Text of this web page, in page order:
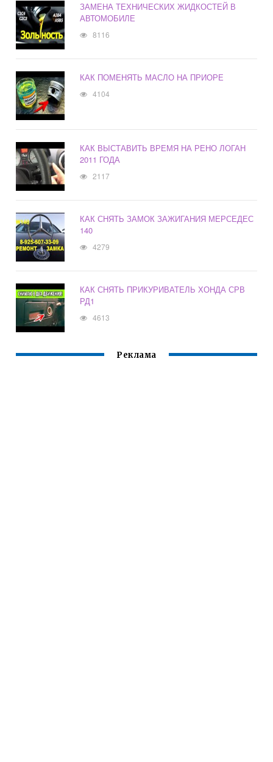
ЗАМЕНА ТЕХНИЧЕСКИХ ЖИДКОСТЕЙ В
АВТОМОБИЛЕ
8116
КАК ПОМЕНЯТЬ МАСЛО НА ПРИОРЕ
4104
КАК ВЫСТАВИТЬ ВРЕМЯ НА РЕНО ЛОГАН
2011 ГОДА
2117
КАК СНЯТЬ ЗАМОК ЗАЖИГАНИЯ МЕРСЕДЕС
140
4279
КАК СНЯТЬ ПРИКУРИВАТЕЛЬ ХОНДА СРВ
РД1
4613
Реклама